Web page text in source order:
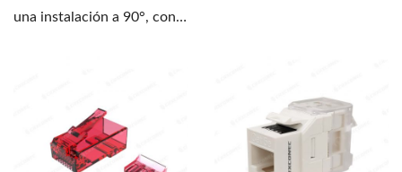
una instalación a 90°, con